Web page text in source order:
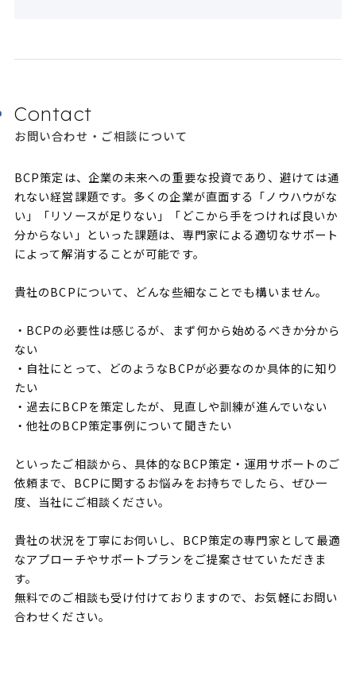
Contact
お問い合わせ・ご相談について
BCP策定は、企業の未来への重要な投資であり、避けては通
れない経営課題です。多くの企業が直面する「ノウハウがな
い」「リソースが足りない」「どこから手をつければ良いか
分からない」といった課題は、専門家による適切なサポート
によって解消することが可能です。
貴社のBCPについて、どんな些細なことでも構いません。
・BCPの必要性は感じるが、まず何から始めるべきか分から
ない
・自社にとって、どのようなBCPが必要なのか具体的に知り
たい
・過去にBCPを策定したが、見直しや訓練が進んでいない
・他社のBCP策定事例について聞きたい
といったご相談から、具体的なBCP策定・運用サポートのご
依頼まで、BCPに関するお悩みをお持ちでしたら、ぜひ一
度、当社にご相談ください。
貴社の状況を丁寧にお伺いし、BCP策定の専門家として最適
なアプローチやサポートプランをご提案させていただきま
す。
無料でのご相談も受け付けておりますので、お気軽にお問い
合わせください。